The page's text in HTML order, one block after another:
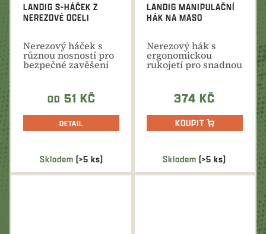
Skladem (>5 ks)
LANDIG S-HÁČEK Z
NEREZOVÉ OCELI
Nerezový háček s
různou nosností pro
bezpečné zavěšení
zvěřiny do chladící...
OD 51 KČ
DETAIL
Skladem(>5 ks)
LANDIG MANIPULAČNÍ
HÁK NA MASO
Nerezový hák s
ergonomickou
rukojetí pro snadnou
manipulaci s masem
374 KČ
KOUPIT